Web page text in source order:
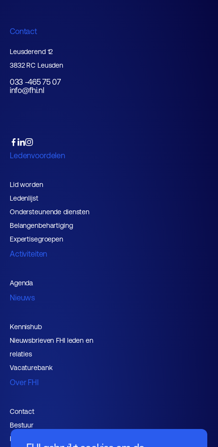
Contact
Leusderend 12
3832 RC Leusden
033 -465 75 07
info@fhi.nl
Ledenvoordelen
Lid worden
Ledenlijst
Ondersteunende diensten
Belangenbehartiging
Expertisegroepen
Activiteiten
Agenda
Nieuws
Kennishub
Nieuwsbrieven FHI leden en
relaties
Vacaturebank
Over FHI
Contact
Bestuur
Medewerkers